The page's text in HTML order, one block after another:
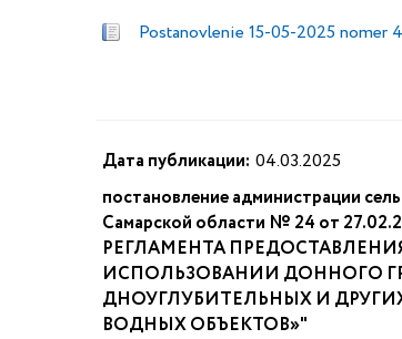
Postanovlenie 15-05-2025 nomer
Дата публикации: 04.03.2025
постановление администрации
Самарской области № 24 от
РЕГЛАМЕНТА
ИСПОЛЬЗОВАНИИ ДОННОГО
ДНОУГЛУБИТЕЛЬНЫХ И
ВОДНЫХ ОБЪЕКТОВ»"